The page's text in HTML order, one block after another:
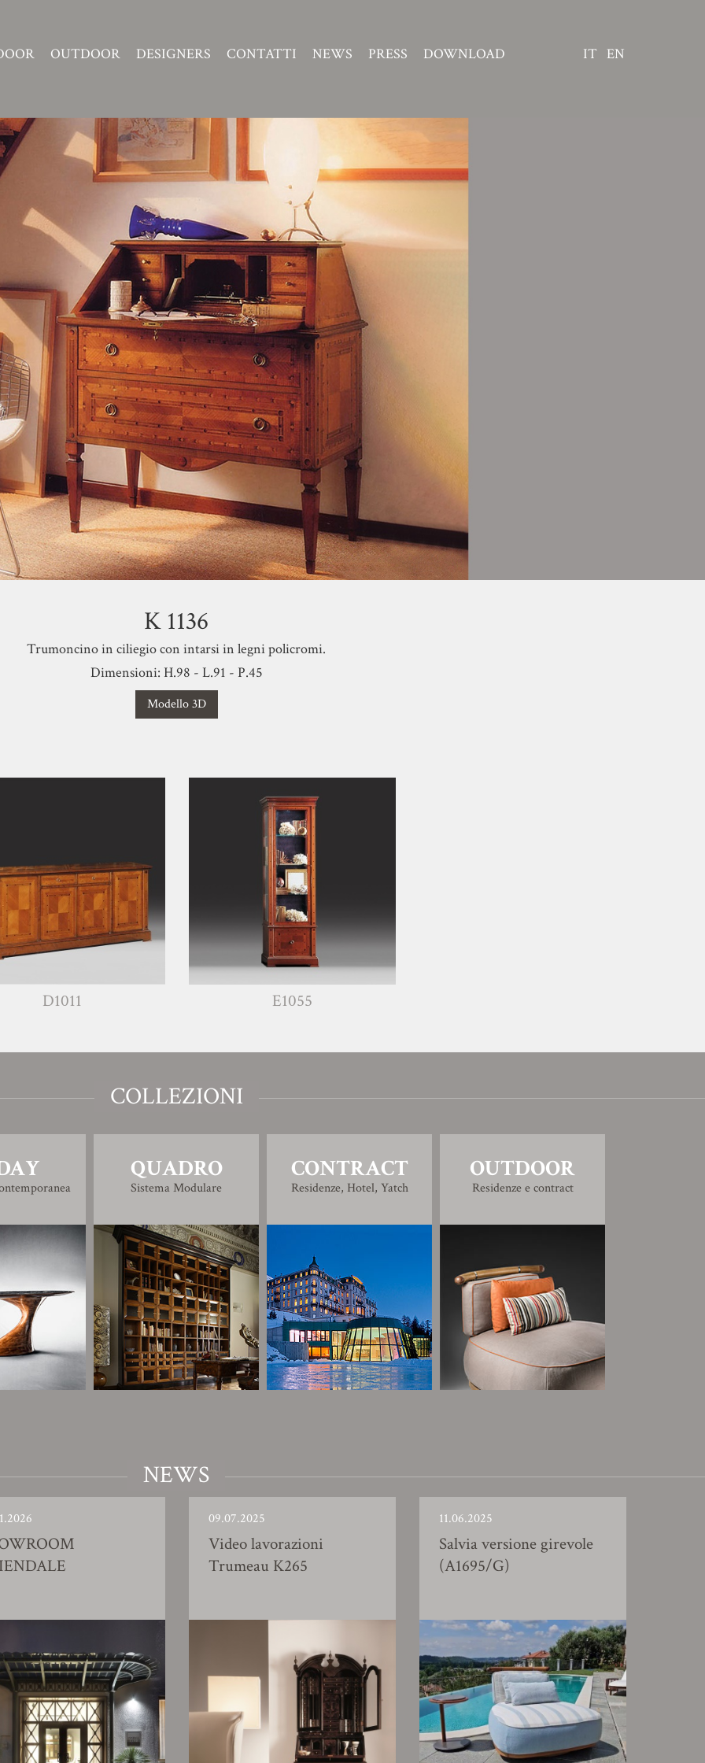
OUTDOOR DESIGNERS CONTATTI NEWS PRESS DOWNLOAD IT EN
K 1136
Trumoncino in ciliegio con intarsi in legni policromi.
Dimensioni: H.98 - L.91 - P.45
Modello 3D
D1011 E1055
COLLEZIONI
QUADRO
Sistema Modulare
CONTRACT
Residenze, Hotel, Yatch
OUTDOOR
Residenze e contract
NEWS
09.07.2025
Video lavorazioni
Trumeau K265
11.06.2025
Salvia versione girevole
(A1695/G)